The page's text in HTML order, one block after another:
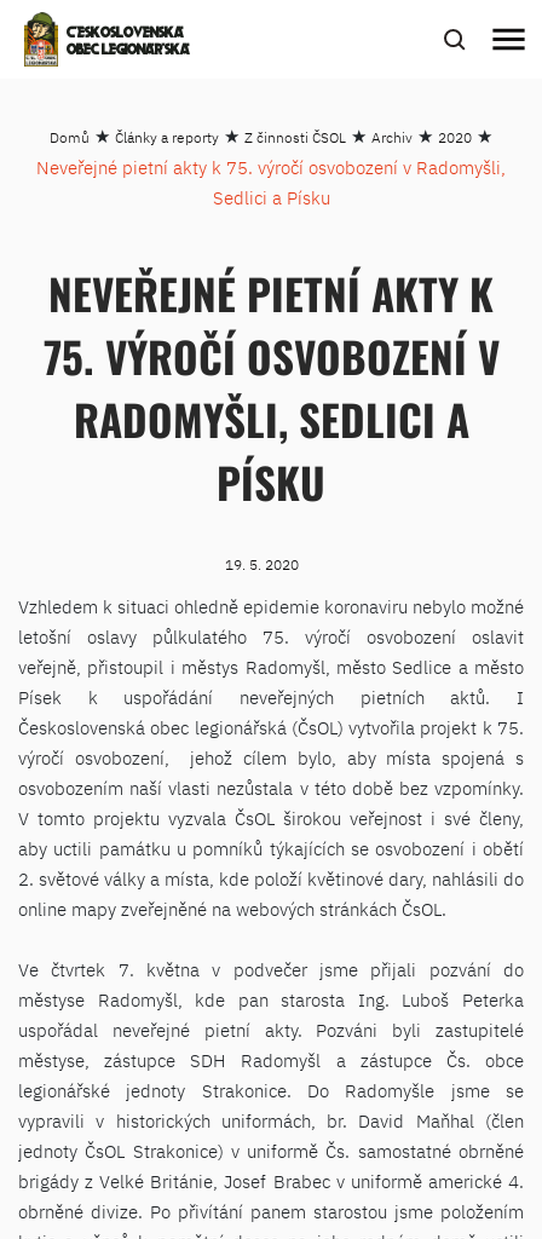
ČESKOSLOVENSKÁ
OBEC LEGIONÁŘSKÁ
menu
Domů ★ Články a reporty ★ Z činnosti ČSOL ★ Archiv ★ 2020 ★
Neveřejné pietní akty k 75. výročí osvobození v Radomyšli,
Sedlici a Písku
NEVEŘEJNÉ PIETNÍ AKTY K
75. VÝROČÍ OSVOBOZENÍ V
RADOMYŠLI, SEDLICI A
PÍSKU
19. 5. 2020
Vzhledem k situaci ohledně epidemie koronaviru nebylo možné
letošní oslavy půlkulatého 75. výročí osvobození oslavit
veřejně, přistoupil i městys Radomyšl, město Sedlice a město
Písek k uspořádání neveřejných pietních aktů. I
Československá obec legionářská (ČsOL) vytvořila projekt k 75.
výročí osvobození, jehož cílem bylo, aby místa spojená s
osvobozením naší vlasti nezůstala v této době bez vzpomínky.
V tomto projektu vyzvala ČsOL širokou veřejnost i své členy,
aby uctili památku u pomníků týkajících se osvobození i obětí
2. světové války a místa, kde položí květinové dary, nahlásili do
online mapy zveřejněné na webových stránkách ČsOL.
Ve čtvrtek 7. května v podvečer jsme přijali pozvání do
městyse Radomyšl, kde pan starosta Ing. Luboš Peterka
uspořádal neveřejné pietní akty. Pozváni byli zastupitelé
městyse, zástupce SDH Radomyšl a zástupce Čs. obce
legionářské jednoty Strakonice. Do Radomyšle jsme se
vypravili v historických uniformách, br. David Maňhal (člen
jednoty ČsOL Strakonice) v uniformě Čs. samostatné obrněné
brigády z Velké Británie, Josef Brabec v uniformě americké 4.
obrněné divize. Po přivítání panem starostou jsme položením